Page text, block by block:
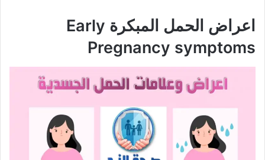
اعراض الحمل المبكرة Early
Pregnancy symptoms